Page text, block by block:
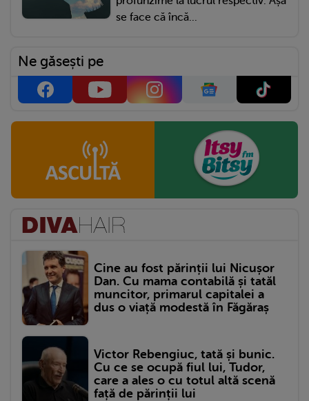
se face că încă...
Ne găsești pe
Cine au fost părinții lui Nicușor
Dan. Cu mama contabilă și tatăl
muncitor, primarul capitalei a
dus o viață modestă în Făgăraș
Victor Rebengiuc, tată și bunic.
Cu ce se ocupă fiul lui, Tudor,
care a ales o cu totul altă scenă
față de părinții lui